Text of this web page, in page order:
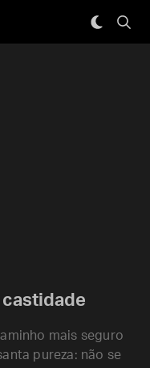
castidade
mais seguro
pureza: não se